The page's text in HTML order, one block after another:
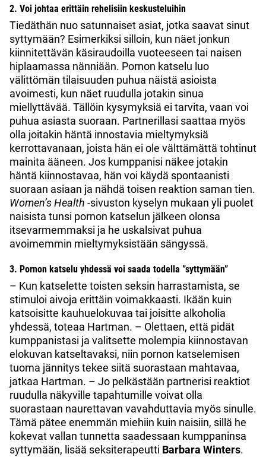
2. Voi johtaa erittäin rehelisiin keskusteluihin
Tiedäthän nuo satunnaiset asiat, jotka saavat sinut
syttymään? Esimerkiksi silloin, kun näet jonkun
kiinnitettävän käsiraudoilla vuoteeseen tai naisen
hiplaamassa nänniään. Pornon katselu luo
välittömän tilaisuuden puhua näistä asioista
avoimesti, kun näet ruudulla jotakin sinua
miellyttävää. Tällöin kysymyksiä ei tarvita, vaan voi
puhua asiasta suoraan. Partnerillasi saattaa myös
olla joitakin häntä innostavia mieltymyksiä
kerrottavanaan, joista hän ei ole välttämättä tohtinut
mainita ääneen. Jos kumppanisi näkee jotakin
häntä kiinnostavaa, hän voi käydä spontaanisti
suoraan asiaan ja nähdä toisen reaktion saman tien.
Women’s Health -sivuston kyselyn mukaan yli puolet
naisista tunsi pornon katselun jälkeen olonsa
itsevarmemmaksi ja he uskalsivat puhua
avoimemmin mieltymyksistään sängyssä.
3. Pornon katselu yhdessä voi saada todella ”syttymään”
– Kun katselette toisten seksin harrastamista, se
stimuloi aivoja erittäin voimakkaasti. Ikään kuin
katsoisitte kauhuelokuvaa tai joisitte alkoholia
yhdessä, toteaa Hartman. – Olettaen, että pidät
kumppanistasi ja valitsette molempia kiinnostavan
elokuvan katseltavaksi, niin pornon katselemisen
tuoma jännitys tekee siitä suorastaan mahtavaa,
jatkaa Hartman. – Jo pelkästään partnerisi reaktiot
ruudulla näkyville tapahtumille voivat olla
suorastaan naurettavan vavahduttavia myös sinulle.
Tämä pätee enemmän miehiin kuin naisiin, sillä he
kokevat vallan tunnetta saadessaan kumppaninsa
syttymään, lisää seksiterapeutti Barbara Winters.